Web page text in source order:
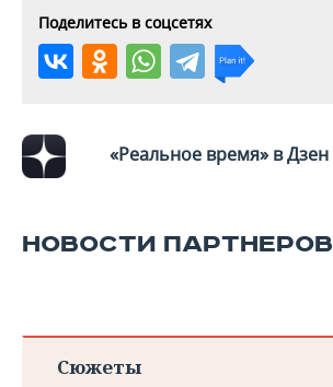
ВОДНЫЕ ВИДЫ СПОРТА
ОБРАЗОВАНИЕ
Поделитесь в соцсетях
«Реальное время» в Дзен
НОВОСТИ ПАРТНЕРОВ
Сюжеты